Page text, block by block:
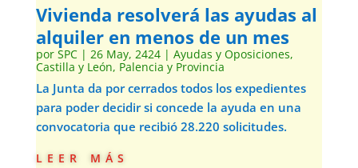
Vivienda resolverá las ayudas al
alquiler en menos de un mes
por SPC| 26 May, 2424| Ayudas y Oposiciones,
Castilla y León, Palencia y Provincia
La Junta da por cerrados todos los expedientes
para poder decidir si concede la ayuda en una
convocatoria que recibió 28.220 solicitudes.
leer más